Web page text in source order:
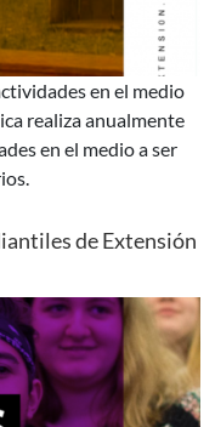
realiza anualmente
en el medio a ser
de Extensión